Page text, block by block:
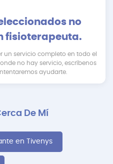
no
fisioterapeuta.
un servicio completo en todo el
no hay servicio, escríbenos
ayudarte.
De Mí
en Tivenys